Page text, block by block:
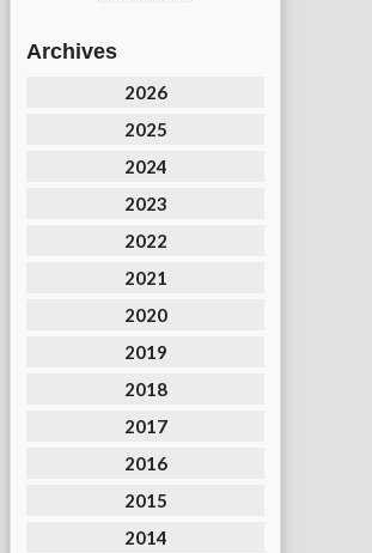
Archives
2026
2025
2024
2023
2022
2021
2020
2019
2018
2017
2016
2015
2014